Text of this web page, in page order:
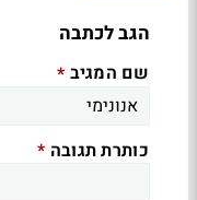
הגב לכתבה
שם המגיב *
כותרת תגובה *